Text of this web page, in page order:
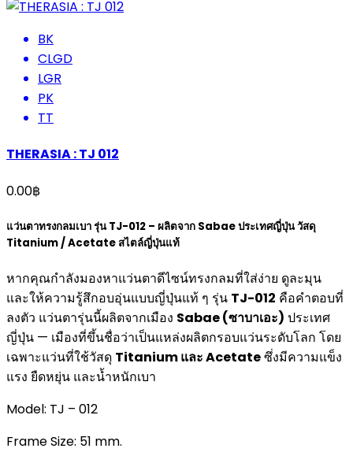
BK
CLGD
LGR
PK
TT
THERASIA : TJ 012
0.00฿
แว่นตาทรงกลมเบา รุ่น TJ-012 – ผลิตจาก Sabae ประเทศญี่ปุ่น วัสดุ
Titanium / Acetate สไตล์ญี่ปุ่นแท้
หากคุณกำลังมองหาแว่นตาดีไซน์ทรงกลมที่ใส่ง่าย ดูละมุน
และให้ความรู้สึกอบอุ่นแบบญี่ปุ่นแท้ ๆ รุ่น TJ-012 คือคำตอบที่
ลงตัว แว่นตารุ่นนี้ผลิตจากเมือง Sabae (ซาบาเอะ) ประเทศ
ญี่ปุ่น — เมืองที่ขึ้นชื่อว่าเป็นแหล่งผลิตกรอบแว่นระดับโลก โดย
เฉพาะแว่นที่ใช้วัสดุ Titanium และ Acetateซึ่งมีความแข็ง
แรง ยืดหยุ่น และน้ำหนักเบา
Model: TJ – 012
Frame Size: 51 mm.